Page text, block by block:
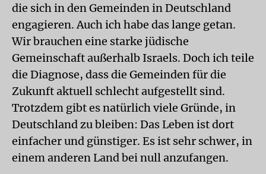
die sich in den Gemeinden in Deutschland
engagieren. Auch ich habe das lange getan.
Wir brauchen eine starke jüdische
Gemeinschaft außerhalb Israels. Doch ich teile
die Diagnose, dass die Gemeinden für die
Zukunft aktuell schlecht aufgestellt sind.
Trotzdem gibt es natürlich viele Gründe, in
Deutschland zu bleiben: Das Leben ist dort
einfacher und günstiger. Es ist sehr schwer, in
einem anderen Land bei null anzufangen.